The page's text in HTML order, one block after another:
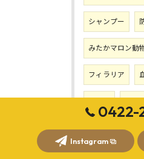
シャンプー
みたかマロン動
フィラリア
熱中症 東京
0422-
Instagram